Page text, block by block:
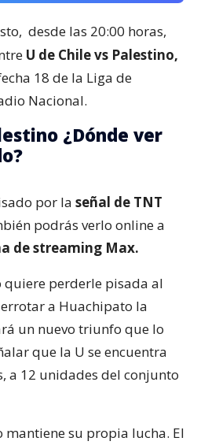
desde las 20:00 horas,
U de Chile vs Palestino,
18 de la Liga de
Nacional.
¿Dónde ver
por la señal de TNT
podrás verlo online a
de streaming Max.
quiere perderle pisada al
a Huachipato la
un nuevo triunfo que lo
que la U se encuentra
a 12 unidades del conjunto
mantiene su propia lucha. El